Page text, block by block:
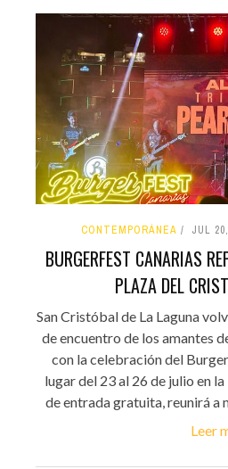
CONTEMPORÁNEA JUL
BURGERFEST CANARIAS
PLAZA DEL
San Cristóbal de La Laguna
de encuentro de los amantes
con la celebración del
lugar del 23 al 26 de julio en
de entrada gratuita, reunirá a
Leer